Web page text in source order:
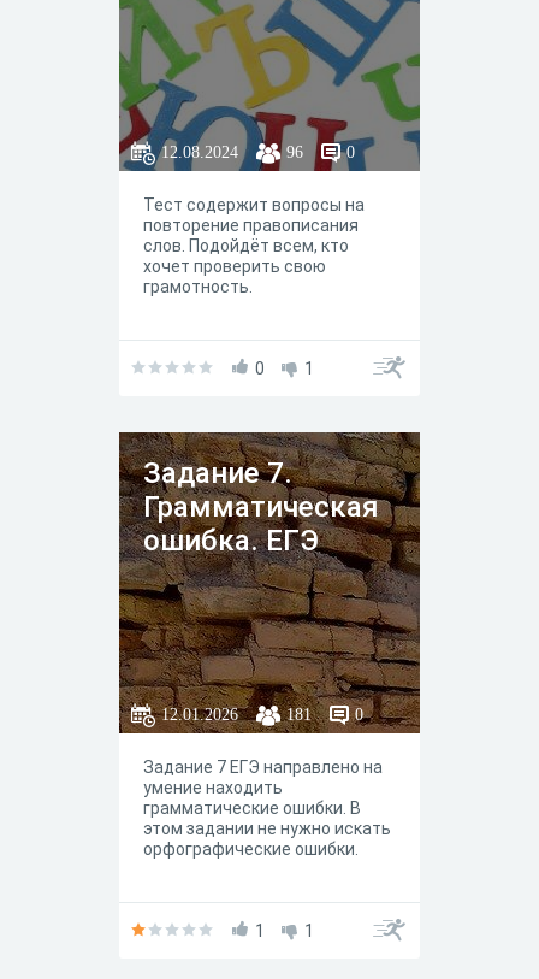
12.08.2024 96 0
Тест содержит вопросы на
повторение правописания
слов. Подойдёт всем, кто
хочет проверить свою
грамотность.
0 1
Задание 7.
Грамматическая
ошибка. ЕГЭ
12.01.2026 181 0
Задание 7 ЕГЭ направлено на
умение находить
грамматические ошибки. В
этом задании не нужно искать
орфографические ошибки.
1 1